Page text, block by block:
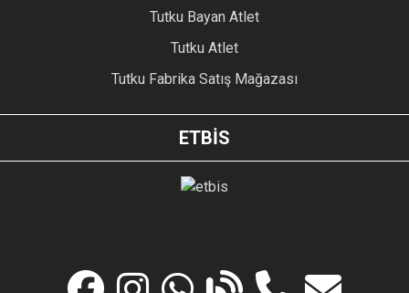
Tutku Bayan Atlet
Tutku Atlet
Tutku Fabrika Satış Mağazası
ETBİS